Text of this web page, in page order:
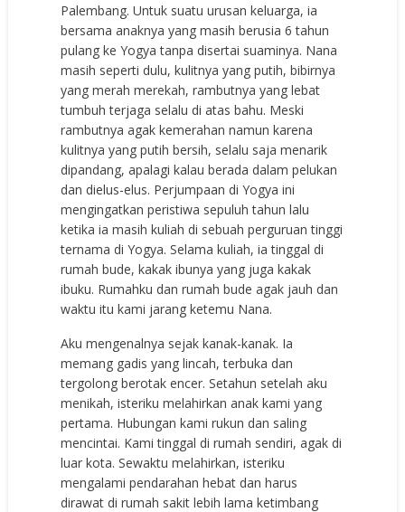
Palembang. Untuk suatu urusan keluarga, ia
bersama anaknya yang masih berusia 6 tahun
pulang ke Yogya tanpa disertai suaminya. Nana
masih seperti dulu, kulitnya yang putih, bibirnya
yang merah merekah, rambutnya yang lebat
tumbuh terjaga selalu di atas bahu. Meski
rambutnya agak kemerahan namun karena
kulitnya yang putih bersih, selalu saja menarik
dipandang, apalagi kalau berada dalam pelukan
dan dielus-elus. Perjumpaan di Yogya ini
mengingatkan peristiwa sepuluh tahun lalu
ketika ia masih kuliah di sebuah perguruan tinggi
ternama di Yogya. Selama kuliah, ia tinggal di
rumah bude, kakak ibunya yang juga kakak
ibuku. Rumahku dan rumah bude agak jauh dan
waktu itu kami jarang ketemu Nana.
Aku mengenalnya sejak kanak-kanak. Ia
memang gadis yang lincah, terbuka dan
tergolong berotak encer. Setahun setelah aku
menikah, isteriku melahirkan anak kami yang
pertama. Hubungan kami rukun dan saling
mencintai. Kami tinggal di rumah sendiri, agak di
luar kota. Sewaktu melahirkan, isteriku
mengalami pendarahan hebat dan harus
dirawat di rumah sakit lebih lama ketimbang